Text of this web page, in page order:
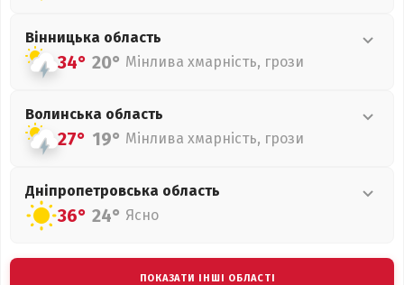
Вінницька область
34° 20° Мінлива хмарність, грози
Волинська область
27° 19° Мінлива хмарність, грози
Дніпропетровська область
36° 24° Ясно
ПОКАЗАТИ ІНШІ ОБЛАСТІ